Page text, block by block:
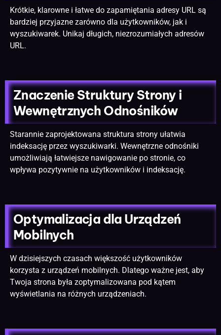
Krótkie, klarowne i łatwe do zapamiętania adresy URL są
bardziej przyjazne zarówno dla użytkowników, jak i
wyszukiwarek. Unikaj długich, niezrozumiałych adresów
URL.
Znaczenie Struktury Strony i
Wewnętrznych Odnośników
Starannie zaprojektowana struktura strony ułatwia
indeksację przez wyszukiwarki. Wewnętrzne odnośniki
umożliwiają łatwiejsze nawigowanie po stronie, co
wpływa pozytywnie na użytkowników i indeksację.
Optymalizacja dla Urządzeń
Mobilnych
W dzisiejszych czasach większość użytkowników
korzysta z urządzeń mobilnych. Dlatego ważne jest, aby
Twoja strona była zoptymalizowana pod kątem
wyświetlania na różnych urządzeniach.